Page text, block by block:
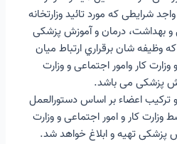
شرایطی که مورد تائید وزارتخانه
و بهداشت، درمان و آموزش پزشکی
وظیفه شان برقراري ارتباط میان
وزارت کار وامور اجتماعی و وزارت
پزشکی می باشد.
اعضاء بر اساس دستورالعمل
کار و امور اجتماعی و وزارت
پزشکی تهیه و ابلاغ خواهد شد.